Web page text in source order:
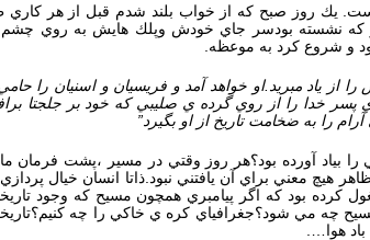
يك روز صبح كه از خواب بلند شدم قبل از هر كاري
كه نشسته بودسر جاي خودش وپلك هايش به روي چشم
و شروع كرد به موعظه.
از ياد مبريد.او خواهد آمد و فريسيان و اسنيان
پسر خدا را از روي گرده ي صليبي كه خود بر جلجتا
آرام را به ضخامت تاريخ از او بگيرد”
را بياد آورده بود؟هر روز وقتي در مسير ،پشت فرمان
هيچ معني براي آن يافتني نبود.ذاتا انسان خيال
كرده بود كه اگر پيامبري همچون مسيح كه وجود
چه مي شود؟جغرافياي كره ي خاكي را چه
باد هوا….